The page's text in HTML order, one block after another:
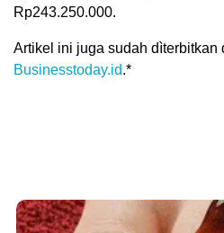
Rp243.250.000.
Artikel ini juga sudah dìterbitkan
Businesstoday.id.*